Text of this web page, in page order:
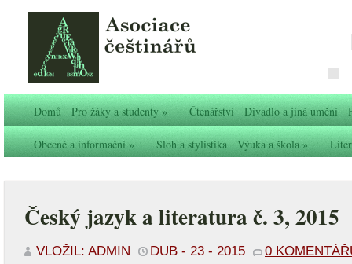
Domů Pro žáky a studenty» Čtenářství Divadlo a jiná umění
Obecné a informační» Sloh a stylistika Výuka a škola»
Český jazyk a literatura č. 3, 2015
VLOŽIL: ADMIN DUB - 23 - 2015 0